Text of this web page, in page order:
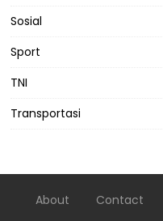
Sosial
Sport
TNI
Transportasi
About Contact